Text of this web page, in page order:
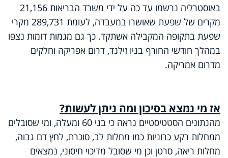
באוסטרליה נרשמו עד כה על ידי משרד הבריאות 21,156
מקרים של שפעת שאושרו במעבדה, לעומת 289,731 מקרי
שפעת בתקופה המקבילה אשתקד. כך גם מגמות דומות נצפו
במהלך חודשי החורף בניו זילנד, דרום אפריקה וחלקים
מדרום אמריקה.
אז מי נמצא בסיכון ומה ניתן לעשות?
מהנתונים הסטטיסטיים נראה כי בני 60 ומעלה, ומי שסובלים
ממחלות רקע כרוניות כמו מחלות לב, סוכרת, לחץ דם גבוה,
מחלות ריאה, סרטן וכן מי שסובל מדיכוי חיסוני, נמצאים